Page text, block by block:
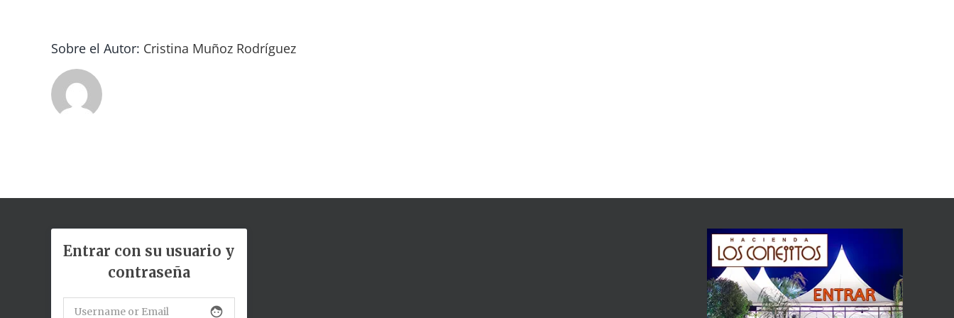
Sobre el Autor: Cristina Muñoz Rodríguez
Entrar con su usuario y
contraseña
face